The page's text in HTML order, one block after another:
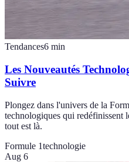
Tendances6 min
Les Nouveautés
Suivre
Plongez dans l'univers de la
technologiques qui redéfinissent
tout est là.
Formule 1technologie
Aug 6